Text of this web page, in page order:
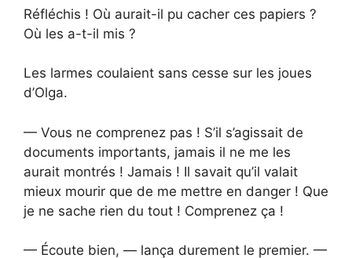
Réfléchis ! Où aurait-il pu cacher ces papiers ?
Où les a-t-il mis ?
Les larmes coulaient sans cesse sur les joues
d’Olga.
— Vous ne comprenez pas ! S’il s’agissait de
documents importants, jamais il ne me les
aurait montrés ! Jamais ! Il savait qu’il valait
mieux mourir que de me mettre en danger ! Que
je ne sache rien du tout ! Comprenez ça !
— Écoute bien, — lança durement le premier. —